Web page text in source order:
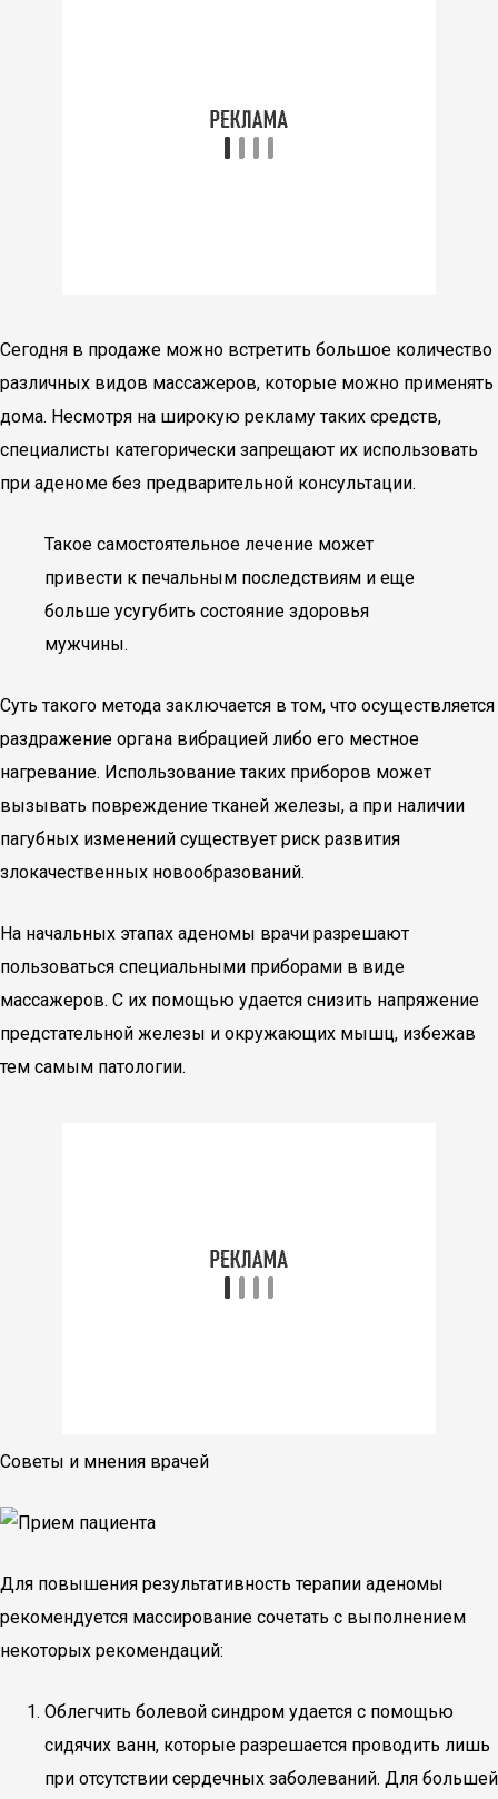
Сегодня в продаже можно встретить большое количество
различных видов массажеров, которые можно применять
дома. Несмотря на широкую рекламу таких средств,
специалисты категорически запрещают их использовать
при аденоме без предварительной консультации.
Такое самостоятельное лечение может
привести к печальным последствиям и еще
больше усугубить состояние здоровья
мужчины.
Суть такого метода заключается в том, что осуществляется
раздражение органа вибрацией либо его местное
нагревание. Использование таких приборов может
вызывать повреждение тканей железы, а при наличии
пагубных изменений существует риск развития
злокачественных новообразований.
На начальных этапах аденомы врачи разрешают
пользоваться специальными приборами в виде
массажеров. С их помощью удается снизить напряжение
предстательной железы и окружающих мышц, избежав
тем самым патологии.
Советы и мнения врачей
Для повышения результативность терапии аденомы
рекомендуется массирование сочетать с выполнением
некоторых рекомендаций:
Облегчить болевой синдром удается с помощью
сидячих ванн, которые разрешается проводить лишь
при отсутствии сердечных заболеваний. Для большей